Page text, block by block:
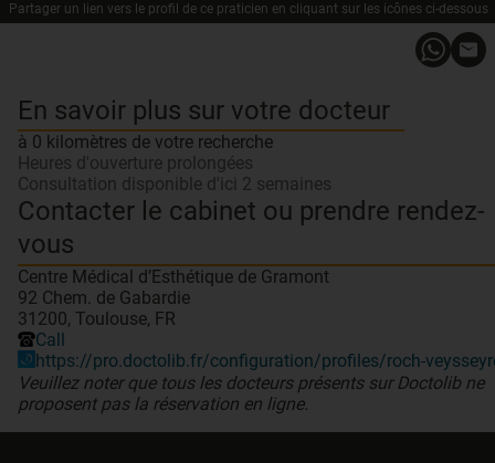
Partager un lien vers le profil de ce praticien en cliquant sur les icônes ci-dessous
En savoir plus sur votre docteur
à 0 kilomètres de votre recherche
Heures d'ouverture prolongées
Consultation disponible d'ici 2 semaines
Contacter le cabinet ou prendre rendez-
vous
Centre Médical d’Esthétique de Gramont
92 Chem. de Gabardie
31200, Toulouse, FR
Call
https://pro.doctolib.fr/configuration/profiles/roch-
Veuillez noter que tous les docteurs présents sur Doctolib ne
proposent pas la réservation en ligne.